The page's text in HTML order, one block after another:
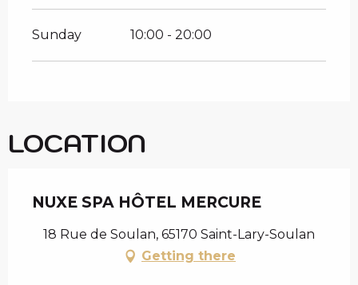
Sunday 10:00 - 20:00
LOCATION
NUXE SPA HÔTEL MERCURE
18 Rue de Soulan, 65170 Saint-Lary-Soulan
Getting there